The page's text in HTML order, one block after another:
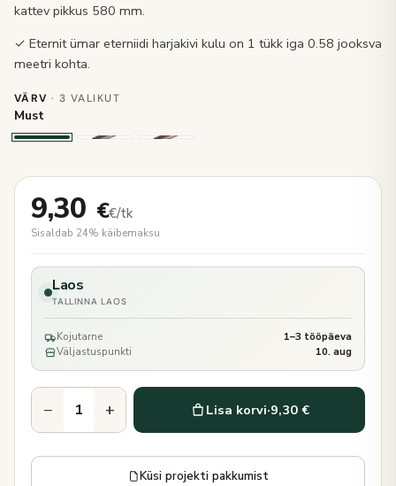
kattev pikkus 580 mm.
✓ Eternit ümar eterniidi harjakivi kulu on 1 tükk iga 0.58 jooksva
meetri kohta.
VÄRV · 3 VALIKUT
Must
9,30 €€/tk
Sisaldab 24% käibemaksu
Laos
TALLINNA LAOS
Kojutarne
1–3 tööpäeva
Väljastuspunkti
10. aug
− + Lisa korvi·9,30 €
Küsi projekti pakkumist